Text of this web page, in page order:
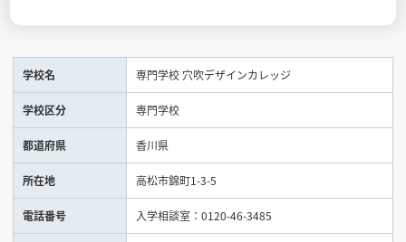
進学イベント
入試・受験入門
お役立ち情報
学校名 専門学校 穴吹デザインカレッジ
学校区分 専門学校
都道府県 香川県
所在地 高松市錦町1-3-5
電話番号 入学相談室：0120-46-3485